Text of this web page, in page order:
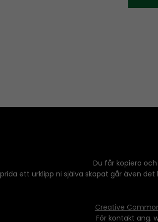
Du får kopiera
ett urklipp ni själva skapat går även
Creative
För kontakt ang.